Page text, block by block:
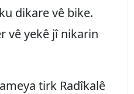
dikare vê bike.
vê yekê jî nikarin
tirk Radîkalê